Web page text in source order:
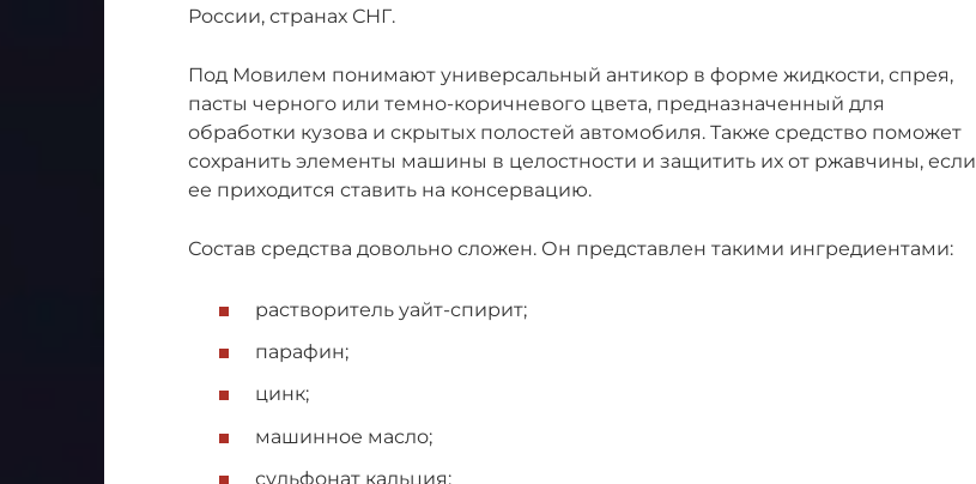
России, странах СНГ.
Под Мовилем понимают универсальный антикор в форме жидкости, спрея,
пасты черного или темно-коричневого цвета, предназначенный для
обработки кузова и скрытых полостей автомобиля. Также средство поможет
сохранить элементы машины в целостности и защитить их от ржавчины, если
ее приходится ставить на консервацию.
Состав средства довольно сложен. Он представлен такими ингредиентами:
растворитель уайт-спирит;
парафин;
цинк;
машинное масло;
сульфонат кальция;